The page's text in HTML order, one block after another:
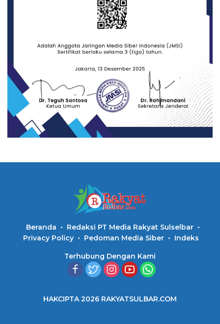
Beranda
Redaksi PT Media Rakyat Sulselbar
Privacy Policy
Pedoman Media Siber Indeks
Terhubung Dengan Kami
HAKCIPTA 2026 RAKYATSULBAR.COM